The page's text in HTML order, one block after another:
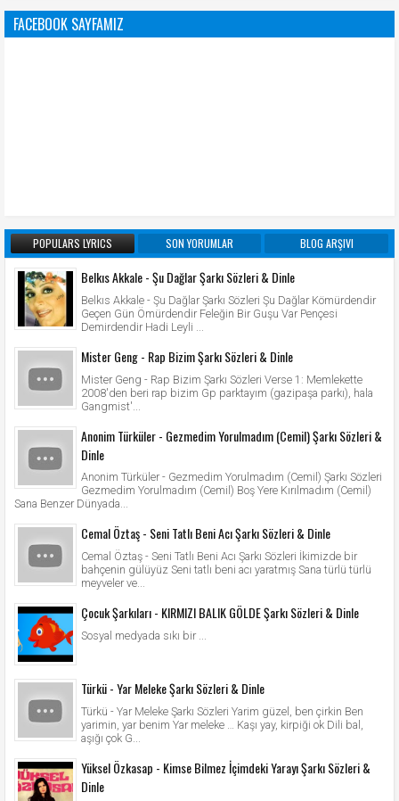
FACEBOOK SAYFAMIZ
POPULARS LYRICS SON YORUMLAR BLOG ARŞIVI
Belkıs Akkale - Şu Dağlar Şarkı Sözleri & Dinle
Belkıs Akkale - Şu Dağlar Şarkı Sözleri Şu Dağlar Kömürdendir
Geçen Gün Ömürdendir Feleğin Bir Guşu Var Pençesi
Demirdendir Hadi Leyli ...
Mister Geng - Rap Bizim Şarkı Sözleri & Dinle
Mister Geng - Rap Bizim Şarkı Sözleri Verse 1: Memlekette
2008'den beri rap bizim Gp parktayım (gazipaşa parkı), hala
Gangmist'...
Anonim Türküler - Gezmedim Yorulmadım (Cemil) Şarkı Sözleri &
Dinle
Anonim Türküler - Gezmedim Yorulmadım (Cemil) Şarkı Sözleri
Gezmedim Yorulmadım (Cemil) Boş Yere Kırılmadım (Cemil)
Sana Benzer Dünyada...
Cemal Öztaş - Seni Tatlı Beni Acı Şarkı Sözleri & Dinle
Cemal Öztaş - Seni Tatlı Beni Acı Şarkı Sözleri İkimizde bir
bahçenin gülüyüz Seni tatlı beni acı yaratmış Sana türlü türlü
meyveler ve...
Çocuk Şarkıları - KIRMIZI BALIK GÖLDE Şarkı Sözleri & Dinle
Sosyal medyada sıkı bir ...
Türkü - Yar Meleke Şarkı Sözleri & Dinle
Türkü - Yar Meleke Şarkı Sözleri Yarim güzel, ben çirkin Ben
yarimin, yar benim Yar meleke … Kaşı yay, kirpiği ok Dili bal,
aşığı çok G...
Yüksel Özkasap - Kimse Bilmez İçimdeki Yarayı Şarkı Sözleri &
Dinle